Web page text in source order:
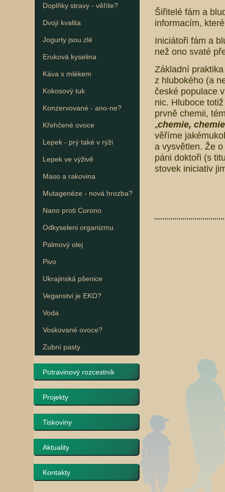
Doplňky stravy - věříte?
Dvojí kvalita
Jogurty jsou zlé
Eruková kyselina
Káva s mlékem
Kokosový tuk
Konzervované - ano-ne?
Křehčené ovoce
Lepek - prý také v rýži
Lepek ve výživě
Maso a rakovina
Mutagenéze - nová hrozba?
Nano proti Corono
Odkyseleni organizmu
Palmový olej
Pivo
Ukrajinská pšenice
Veganstvi je EKO?
Voda
Voskované ovoce?
Zubní pasty
Potravinový rozcestník
Projekty
Tiskoviny
Aktuality
Kontakty
Šiřitelé fám a
informacím,
Iniciátoři fám a
než ono svaté
Základní
z hlubokého (a
české populace
nic. Hluboce
prvně chemii,
„chemie,
věříme
a vysvětlen. Že
páni doktoři (s
stovek iniciativ